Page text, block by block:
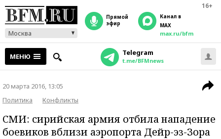
16+
Москва
прямой
эфир
Канал в
MAX
max.ru/bfm
МЕНЮ Telegram
t.me/BFMnews
20 марта 2016, 13:05
Политика
Конфликты
СМИ: сирийская армия отбила нападение
боевиков вблизи аэропорта Дейр-эз-Зора